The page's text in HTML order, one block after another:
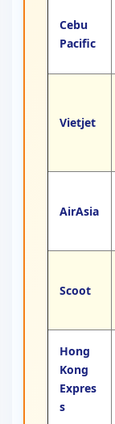
Cebu
Pacific
Vietjet
AirAsia
Scoot
Hong
Kong
Expres
s